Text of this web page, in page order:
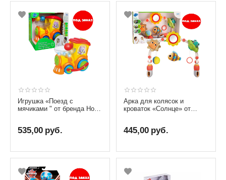
Игрушка «Поезд с
мячиками " от бренда Hola
535,00 руб.
Арка для колясок и
кроваток «Солнце» от
445,00 руб.